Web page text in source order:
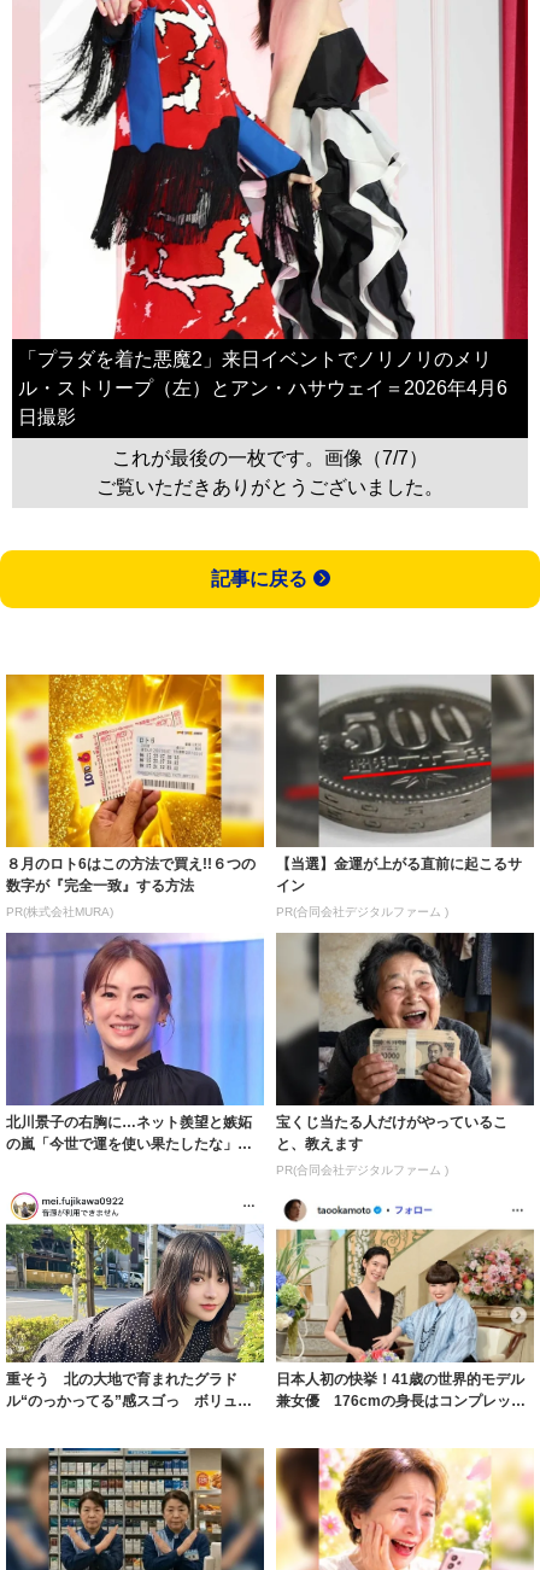
「プラダを着た悪魔2」来日イベントでノリノリのメリ
ル・ストリープ（左）とアン・ハサウェイ＝2026年4月6
日撮影
これが最後の一枚です。画像（7/7）
ご覧いただきありがとうございました。
記事に戻る
８月のロト6はこの方法で買え!!６つの
数字が『完全一致』する方法
PR(株式会社MURA)
【当選】金運が上がる直前に起こるサ
イン
PR(合同会社デジタルファーム )
北川景子の右胸に…ネット羨望と嫉妬
の嵐「今世で運を使い果たしたな」
宝くじ当たる人だけがやっているこ
と、教えます
PR(合同会社デジタルファーム )
重そう 北の大地で育まれたグラド
ル“のっかってる”感スゴっ ボリュー
日本人初の快挙！41歳の世界的モデル
兼女優 176cmの身長はコンプレック